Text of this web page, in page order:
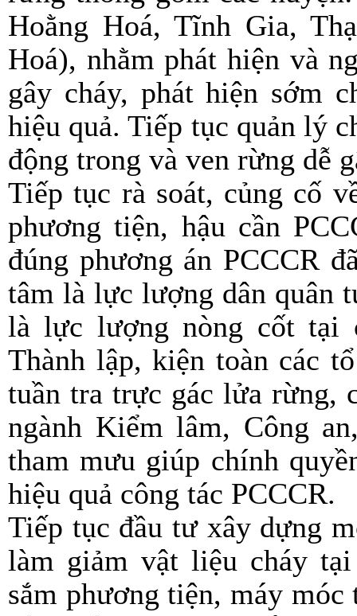
Hoằng Hoá, Tĩnh Gia,
Hoá), nhằm phát hiện và
gây cháy, phát hiện sớm
hiệu quả. Tiếp tục quản lý
động trong và ven rừng dễ
Tiếp tục rà soát, củng cố
phương tiện, hậu cần
đúng phương án PCCCR
tâm là lực lượng dân quân
là lực lượng nòng cốt tại
Thành lập, kiện toàn các
tuần tra trực gác lửa rừng,
ngành Kiểm lâm, Công
tham mưu giúp chính
hiệu quả công tác PCCCR.
Tiếp tục đầu tư xây dựng
làm giảm vật liệu cháy
sắm phương tiện, máy